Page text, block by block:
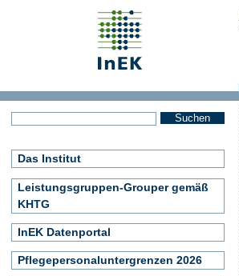
Das Institut
Leistungsgruppen-Grouper gemäß
KHTG
InEK Datenportal
Pflegepersonaluntergrenzen 2026